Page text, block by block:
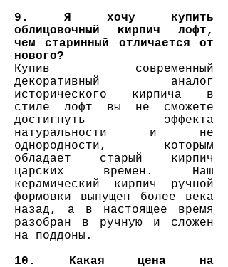
9. Я хочу купить
облицовочный кирпич лофт,
чем старинный отличается от
нового?
Купив современный
декоративный аналог
исторического кирпича в
стиле лофт вы не сможете
достигнуть эффекта
натуральности и не
однородности, которым
обладает старый кирпич
царских времен. Наш
керамический кирпич ручной
формовки выпущен более века
назад, а в настоящее время
разобран в ручную и сложен
на поддоны.
10. Какая цена на